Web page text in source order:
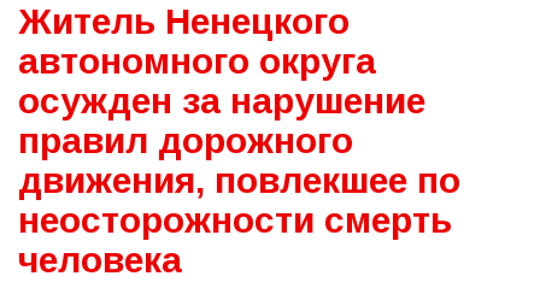
Житель Ненецкого
автономного округа
осужден за нарушение
правил дорожного
движения, повлекшее по
неосторожности смерть
человека